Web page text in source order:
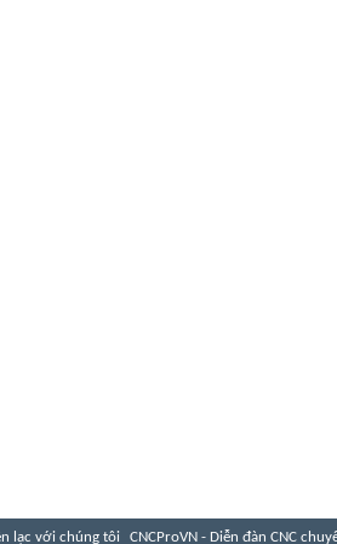
lạc với chúng tôi CNCProVN - Diễn đàn CNC